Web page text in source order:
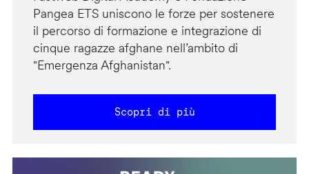
Pangea ETS uniscono le forze per sostenere
il percorso di formazione e integrazione di
cinque ragazze afghane nell’ambito di
"Emergenza Afghanistan".
Scopri di più